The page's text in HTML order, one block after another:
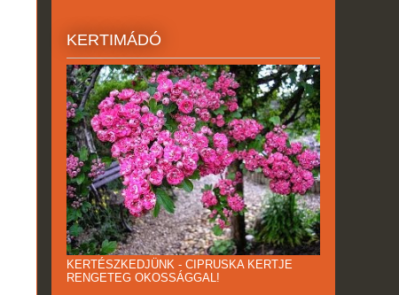
KERTIMÁDÓ
KERTÉSZKEDJÜNK - CIPRUSKA KERTJE
RENGETEG OKOSSÁGGAL!